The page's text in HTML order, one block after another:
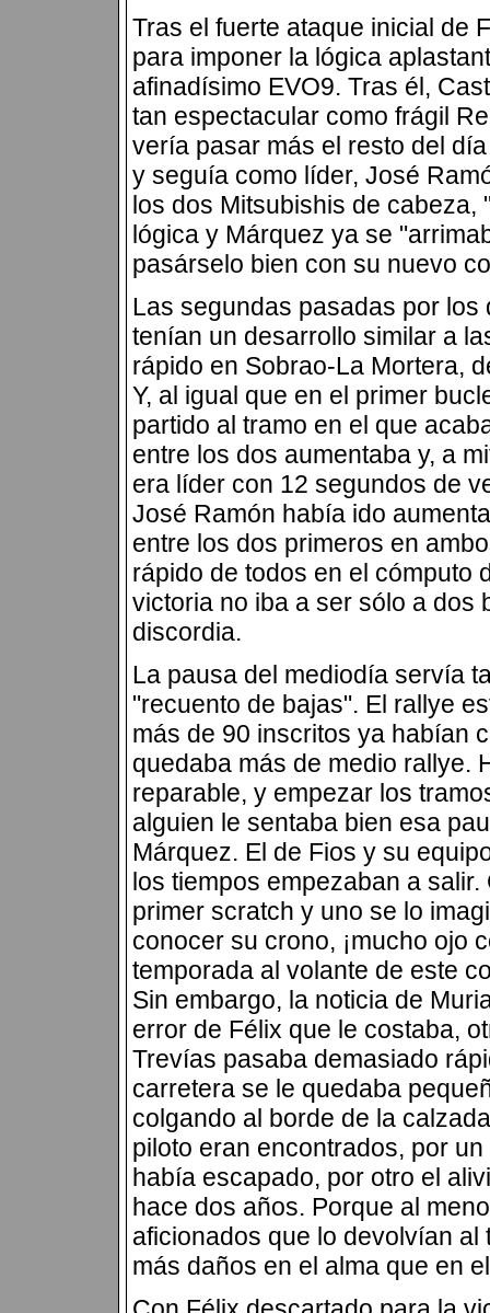
Tras el fuerte ataque inicial de
para imponer la lógica
afinadísimo EVO9. Tras él,
tan espectacular como frágil
vería pasar más el resto del
y seguía como líder, José
los dos Mitsubishis de
lógica y Márquez ya se
pasárselo bien con su nuevo
Las segundas pasadas por
tenían un desarrollo similar a
rápido en Sobrao-La Mortera,
Y, al igual que en el primer
partido al tramo en el que
entre los dos aumentaba y, a
era líder con 12 segundos de
José Ramón había ido
entre los dos primeros en
rápido de todos en el cómputo
victoria no iba a ser sólo a dos
discordia.
La pausa del mediodía servía
"recuento de bajas". El rallye
más de 90 inscritos ya habían
quedaba más de medio rallye.
reparable, y empezar los
alguien le sentaba bien esa
Márquez. El de Fios y su
los tiempos empezaban a
primer scratch y uno se lo
conocer su crono, ¡mucho ojo
temporada al volante de este
Sin embargo, la noticia de
error de Félix que le costaba,
Trevías pasaba demasiado
carretera se le quedaba
colgando al borde de la
piloto eran encontrados, por
había escapado, por otro el
hace dos años. Porque al
aficionados que lo devolvían
más daños en el alma que en